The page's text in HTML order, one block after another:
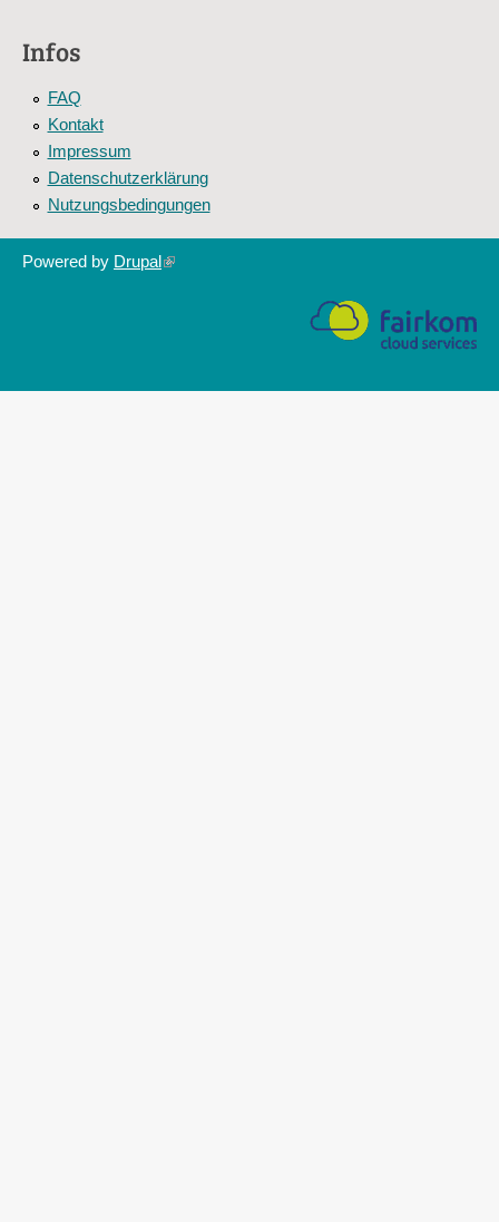
Infos
FAQ
Kontakt
Impressum
Datenschutzerklärung
Nutzungsbedingungen
Powered by Drupal(link